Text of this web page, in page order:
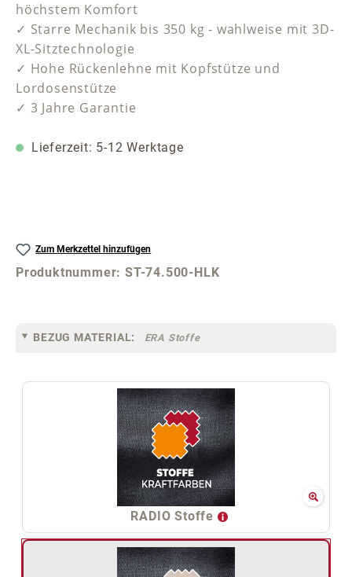
höchstem Komfort
✓ Starre Mechanik bis 350 kg - wahlweise mit 3D-
XL-Sitztechnologie
✓ Hohe Rückenlehne mit Kopfstütze und
Lordosenstütze
✓ 3 Jahre Garantie
Lieferzeit: 5-12 Werktage
Zum Merkzettel hinzufügen
Produktnummer:ST-74.500-HLK
BEZUG MATERIAL: ERA Stoffe
RADIO Stoffe